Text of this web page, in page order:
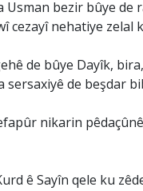
bezir bûye
cezayî nehatiye zelal
de bûye Dayîk,
sersaxiyê de beşdar
nikarin
ê Sayîn qele ku